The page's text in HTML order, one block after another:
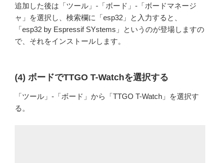
追加した後は「ツール」-「ボード」-「ボードマネージ
ャ」を選択し、検索欄に「esp32」と入力すると、
「esp32 by Espressif SYstems」というのが登場しますの
で、それをインストールします。
(4) ボードでTTGO T-Watchを選択する
「ツール」-「ボード」から「TTGO T-Watch」を選択す
る。